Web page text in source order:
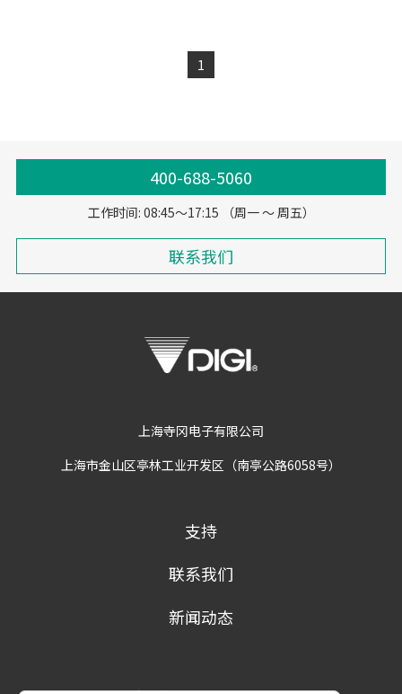
1
400-688-5060
工作时间: 08:45～17:15 （周一 ～ 周五）
联系我们
上海寺冈电子有限公司
上海市金山区亭林工业开发区（南亭公路6058号）
支持
联系我们
新闻动态